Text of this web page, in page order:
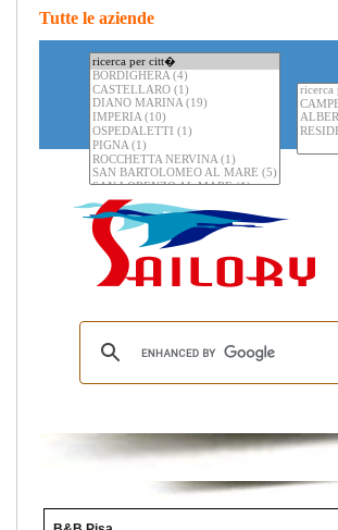
Tutte le aziende